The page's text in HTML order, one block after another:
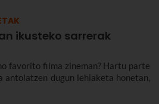
ikusteko sarrerak
favorito filma zineman? Hartu parte
antolatzen dugun lehiaketa honetan,